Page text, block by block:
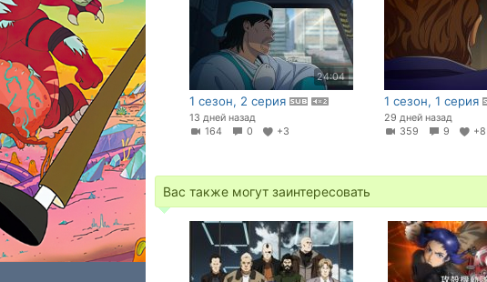
24:04
1 сезон, 2 серия
13 дней назад
164
0 +3
1 сезон, 1 серия
29 дней назад
359
9 +8
Вас также могут заинтересовать